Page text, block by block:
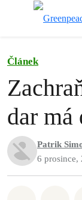
Článek
dar
Patrik
6 prosince,